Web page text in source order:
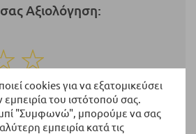
cookies για να εξατομικεύσει
εμπειρία του ιστότοπού σας.
"Συμφωνώ", μπορούμε να σας
εμπειρία κατά τις
Αξιολόγηση: